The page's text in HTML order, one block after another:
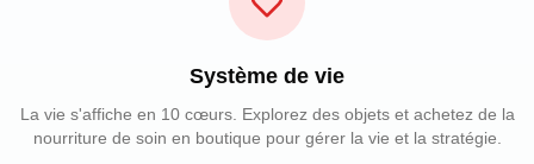
Système de vie
La vie s'affiche en 10 cœurs. Explorez des objets et achetez de la
nourriture de soin en boutique pour gérer la vie et la stratégie.